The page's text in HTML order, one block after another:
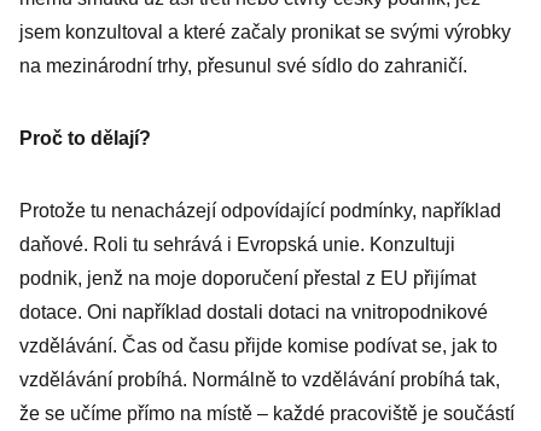
jsem konzultoval a které začaly pronikat se svými výrobky
na mezinárodní trhy, přesunul své sídlo do zahraničí.
Proč to dělají?
Protože tu nenacházejí odpovídající podmínky, například
daňové. Roli tu sehrává i Evropská unie. Konzultuji
podnik, jenž na moje doporučení přestal z EU přijímat
dotace. Oni například dostali dotaci na vnitropodnikové
vzdělávání. Čas od času přijde komise podívat se, jak to
vzdělávání probíhá. Normálně to vzdělávání probíhá tak,
že se učíme přímo na místě – každé pracoviště je součástí